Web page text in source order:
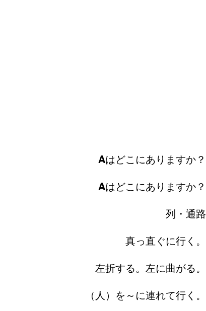
Aはどこにありますか？
Aはどこにありますか？
列・通路
真っ直ぐに行く。
左折する。左に曲がる。
（人）を～に連れて行く。